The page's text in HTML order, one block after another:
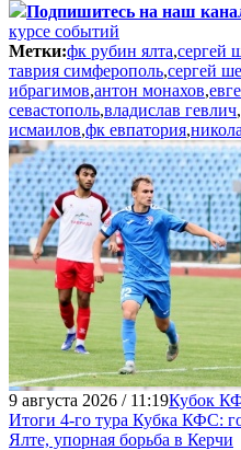
Подпишитесь на наш
курсе событий
Метки:фк рубин ялта,сергей
таврия симферополь,сергей
ибрагимов,антон монахов,
севастополь,владислав гевлич,
исмаилов,фк евпатория,
9 августа 2026 / 11:19Кубок
Итоги 4-го тура Кубка КФС:
Ялте, упорная борьба в Керчи